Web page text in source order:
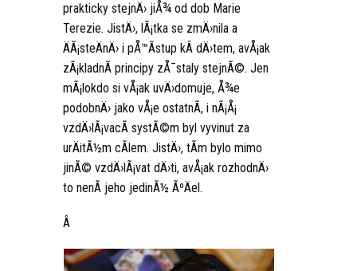
prakticky stejnÄ› jiÅ¾ od dob Marie
Terezie. JistÄ›, lÃ¡tka se zmÄ›nila a
ÄÃ¡steÄnÄ› i pÅ™Ã­stup kÂ dÄ›tem, avÅ¡ak
zÃ¡kladnÃ­ principy zÅ¯staly stejnÃ©. Jen
mÃ¡lokdo si vÅ¡ak uvÄ›domuje, Å¾e
podobnÄ› jako vÅ¡e ostatnÃ­, i nÃ¡Å¡
vzdÄ›lÃ¡vacÃ­ systÃ©m byl vyvinut za
urÄitÃ½m cÃ­lem. JistÄ›, tÃ­m bylo mimo
jinÃ© vzdÄ›lÃ¡vat dÄ›ti, avÅ¡ak rozhodnÄ›
to nenÃ­ jeho jedinÃ½ ÃºÄel.
Â